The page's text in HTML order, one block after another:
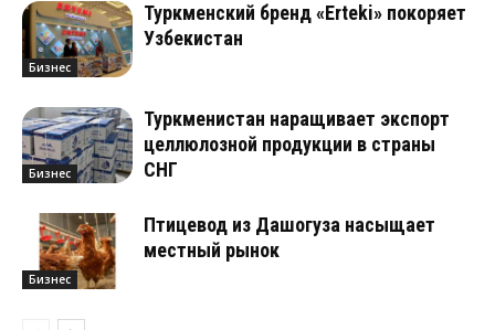
Бизнес
Туркменский бренд «Erteki» покоряет
Узбекистан
Бизнес
Туркменистан наращивает экспорт
целлюлозной продукции в страны
СНГ
Бизнес
Птицевод из Дашогуза насыщает
местный рынок